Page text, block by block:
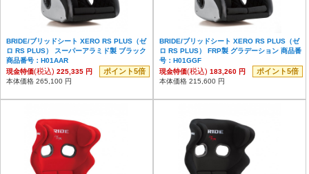
BRIDE/ブリッドシート XERO RS PLUS（ゼ
ロ RS PLUS） スーパーアラミド製 ブラック
商品番号：H01AAR
現金特価(税込) 225,335 円 ポイント5倍
本体価格 265,100 円
BRIDE/ブリッドシート XERO RS PLUS（ゼ
ロ RS PLUS） FRP製 グラデーション 商品番
号：H01GGF
現金特価(税込) 183,260 円 ポイント5倍
本体価格 215,600 円